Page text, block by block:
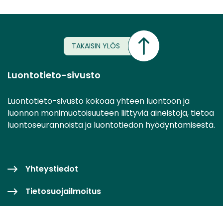
TAKAISIN YLÖS
Luontotieto-sivusto
Luontotieto-sivusto kokoaa yhteen luontoon ja
luonnon monimuotoisuuteen liittyviä aineistoja, tietoa
luontoseurannoista ja luontotiedon hyödyntämisestä.
Yhteystiedot
Tietosuojailmoitus